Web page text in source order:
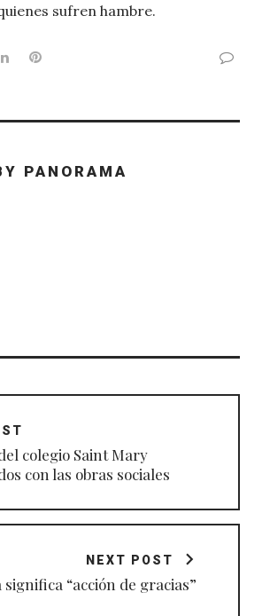
sufren hambre.
LinkedInPinterest
PANORAMA
colegio Saint Mary
con las obras sociales
NEXT POST
“acción de gracias”